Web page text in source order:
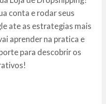
conta e rodar seus
ate as estrategias mais
aprender na pratica e
para descobrir os